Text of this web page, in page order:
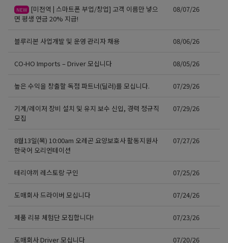
NEW
[미전역 | 스마트폰 부업/창업] 고객 이름만 넣으
면 평생 연금 20% 지급!
08/07/26
블루리본 사업개발 및 운영 관리자 채용 08/06/26
CO-HO Imports – Driver 모십니다 08/05/26
높은 수익을 창출할 독점 파트너(딜러)를 모십니다. 07/29/26
기계/레이저 장비 설치 및 유지 보수 신입, 경력 정규직
모집
07/29/26
8월13일(목) 10:00am 오레곤 요양보호사 활동지원사
한국어 오리엔테이션
07/27/26
테리야끼 레스토랑 구인 07/25/26
도매회사 드라이버 모십니다 07/24/26
제품 리뷰 체험단 모집합니다! 07/23/26
도매회사 Driver 모십니다 07/20/26